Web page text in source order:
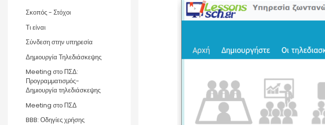
Σκοπός - Στόχοι
Τι είναι
Σύνδεση στην υπηρεσία
Δημιουργία Τηλεδιάσκεψης
Meeting στο ΠΣΔ:
Προγραμματισμός-
Δημιουργία τηλεδιάσκεψης
Meeting στο ΠΣΔ
BBB: Οδηγίες χρήσης